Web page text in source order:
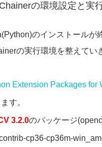
の環境設定と実
のインストールが
の実行環境を整えてい
Extension Packages for
す。
3.2.0のパッケージ
cp36-cp36m-